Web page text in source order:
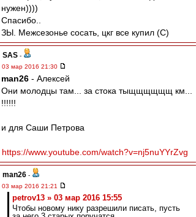
нужен))))
Спасибо..
ЗЫ. Межсезонье сосать, цкг все купил (С)
SAS -
03 мар 2016 21:30
man26 - Алексей
Они молодцы там... за стока тыщщщщщщ км...
!!!!!!
и для Саши Петрова
https://www.youtube.com/watch?v=nj5nuYYrZvg
man26 -
03 мар 2016 21:21
petrov13 » 03 мар 2016 15:55
Чтобы новому нику разрешили писать, пусть